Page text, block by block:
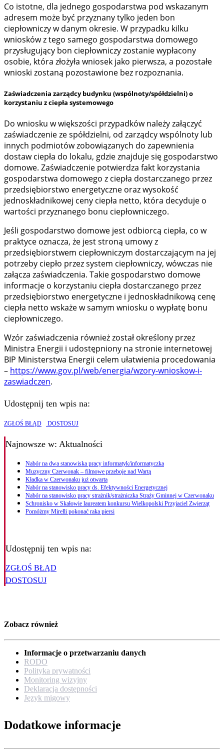
Co istotne, dla jednego gospodarstwa pod wskazanym
adresem może być przyznany tylko jeden bon
ciepłowniczy w danym okresie. W przypadku kilku
wniosków z tego samego gospodarstwa domowego
przysługujący bon ciepłowniczy zostanie wypłacony
osobie, która złożyła wniosek jako pierwsza, a pozostałe
wnioski zostaną pozostawione bez rozpoznania.
Zaświadczenia zarządcy budynku (wspólnoty/spółdzielni) o
korzystaniu z ciepła systemowego
Do wniosku w większości przypadków należy załączyć
zaświadczenie ze spółdzielni, od zarządcy wspólnoty lub
innych podmiotów zobowiązanych do zapewnienia
dostaw ciepła do lokalu, gdzie znajduje się gospodarstwo
domowe. Zaświadczenie potwierdza fakt korzystania
gospodarstwa domowego z ciepła dostarczanego przez
przedsiębiorstwo energetyczne oraz wysokość
jednoskładnikowej ceny ciepła netto, która decyduje o
wartości przyznanego bonu ciepłowniczego.
Jeśli gospodarstwo domowe jest odbiorcą ciepła, co w
praktyce oznacza, że jest stroną umowy z
przedsiębiorstwem ciepłowniczym dostarczającym na jej
potrzeby ciepło przez system ciepłowniczy, wówczas nie
załącza zaświadczenia. Takie gospodarstwo domowe
informacje o korzystaniu ciepła dostarczanego przez
przedsiębiorstwo energetyczne i jednoskładnikową cenę
ciepła netto wskaże w samym wniosku o wypłatę bonu
ciepłowniczego.
Wzór zaświadczenia również został określony przez
Ministra Energii i udostępniony na stronie internetowej
BIP Ministerstwa Energii celem ułatwienia procedowania
– https://www.gov.pl/web/energia/wzory-wnioskow-i-
zaswiadczen.
Udostępnij ten wpis na:
ZGŁOŚ BŁĄD DOSTOSUJ
Najnowsze w: Aktualności
Nabór na dwa stanowiska pracy informatyk/informatyczka
Muzyczny Czerwonak – filmowe przeboje nad Wartą
Kładka w Czerwonaku już otwarta
Nabór na stanowisko pracy ds. Efektywności Energetycznej
Nabór na stanowisko pracy strażnik/strażniczka Straży Gminnej w Czerwonaku
Schronisko w Skałowie laureatem konkursu Wielkopolski Przyjaciel Zwierząt
Pomóżmy Mirelli pokonać raka piersi
Udostępnij ten wpis na:
ZGŁOŚ BŁĄD
DOSTOSUJ
Zobacz również
Informacje o przetwarzaniu danych
RODO
Polityka prywatności
Monitoring wizyjny
Deklaracja dostępności
Język migowy
Dodatkowe informacje